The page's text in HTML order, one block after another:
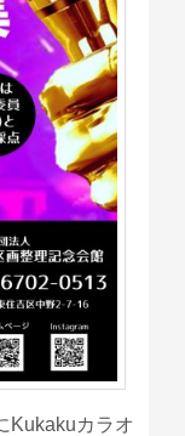
Kukakuカラオ